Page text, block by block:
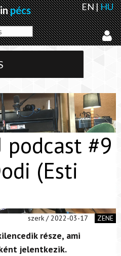
pécs EN|HU
podcast #9
(Esti
szerk / 2022-03-17 ZENE
része, ami
jelentkezik.